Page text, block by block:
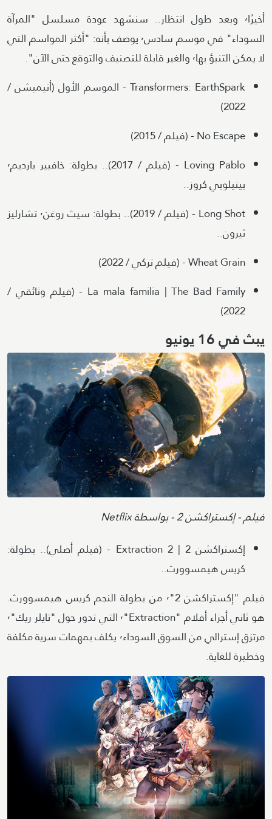
أخيرًا٬ وبعد طول انتظار.. سنشهد عودة مسلسل "المرآة
السوداء" في موسم سادس٬ يوصف بأنه: "أكثر المواسم التي
لا يمكن التنبؤ بها٬ والغير قابلة للتصنيف والتوقع حتى الآن".
Transformers: EarthSpark - الموسم الأول (أنيميشن /
2022)
No Escape - (فيلم / 2015)
Loving Pablo - (فيلم / 2017).. بطولة: خافيير بارديم٬
بينيلوبي كروز..
Long Shot - (فيلم / 2019).. بطولة: سيث روغن٬ تشارليز
ثيرون..
Wheat Grain - (فيلم تركي / 2022)
La mala familia | The Bad Family - (فيلم وثائقي /
2022)
يبث في 16 يونيو
Image
Attribution
فيلم - إكستراكشن 2 - بواسطة Netflix
إكستراكشن 2 | Extraction 2 - (فيلم أصلي).. بطولة:
كريس هيمسوورث..
فيلم "إكستراكشن 2"٬ من بطولة النجم كريس هيمسوورث.
هو ثاني أجزاء أفلام "Extraction"٬ التي تدور حول "تايلر ريك"٬
مرتزق إسترالي من السوق السوداء٬ يكلف بمهمات سرية مكلفة
وخطيرة للغاية.
Image